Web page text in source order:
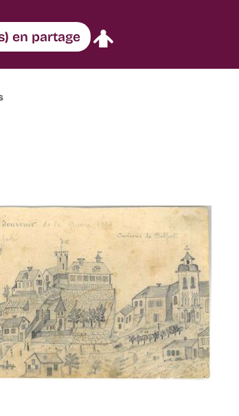
en partage